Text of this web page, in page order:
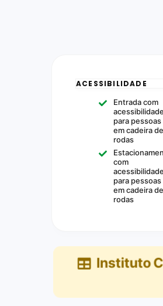
ACESSIBILIDADE
Entrada com
acessibilidade
para pessoas
em cadeira de
rodas
com
acessibilidade
para pessoas
em cadeira de
rodas
Instituto